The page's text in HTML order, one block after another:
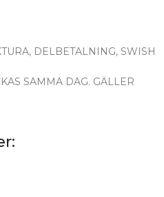
DELBETALNING, SWISH
SAMMA DAG. GÄLLER